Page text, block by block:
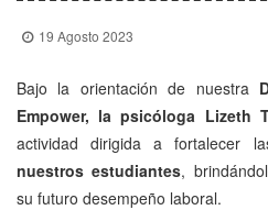
19 Agosto 2023
Bajo la orientación de nuestra
Empower, la psicóloga Lizeth
actividad dirigida a fortalecer
nuestros estudiantes,
su futuro desempeño laboral.